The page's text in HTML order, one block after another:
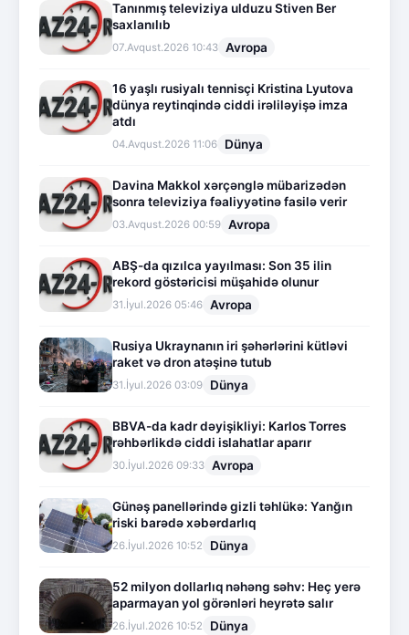
Tanınmış televiziya ulduzu Stiven Ber
saxlanılıb
07.Avqust.2026 10:43 Avropa
16 yaşlı rusiyalı tennisçi Kristina Lyutova
dünya reytinqində ciddi irəliləyişə imza
atdı
04.Avqust.2026 11:06 Dünya
Davina Makkol xərçənglə mübarizədən
sonra televiziya fəaliyyətinə fasilə verir
03.Avqust.2026 00:59 Avropa
ABŞ-da qızılca yayılması: Son 35 ilin
rekord göstəricisi müşahidə olunur
31.İyul.2026 05:46 Avropa
Rusiya Ukraynanın iri şəhərlərini kütləvi
raket və dron atəşinə tutub
31.İyul.2026 03:09 Dünya
BBVA-da kadr dəyişikliyi: Karlos Torres
rəhbərlikdə ciddi islahatlar aparır
30.İyul.2026 09:33 Avropa
Günəş panellərində gizli təhlükə: Yanğın
riski barədə xəbərdarlıq
26.İyul.2026 10:52 Dünya
52 milyon dollarlıq nəhəng səhv: Heç yerə
aparmayan yol görənləri heyrətə salır
26.İyul.2026 10:52 Dünya